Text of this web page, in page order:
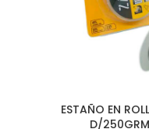
ESTAÑO EN
D/